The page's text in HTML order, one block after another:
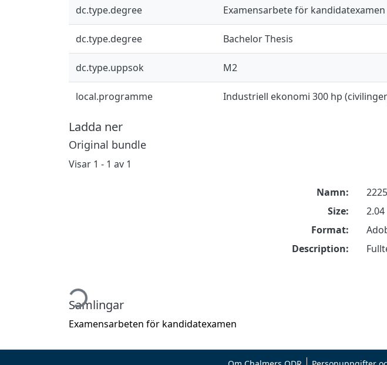
dc.type.degree Examensarbete för kandidatexamen
dc.type.degree Bachelor Thesis
dc.type.uppsok M2
local.programme Industriell ekonomi 300 hp
Ladda ner
Original bundle
Visar 1 - 1 av 1
Hämtar...
Namn:
Size:
Format:
Description:
Samlingar
Examensarbeten för kandidatexamen